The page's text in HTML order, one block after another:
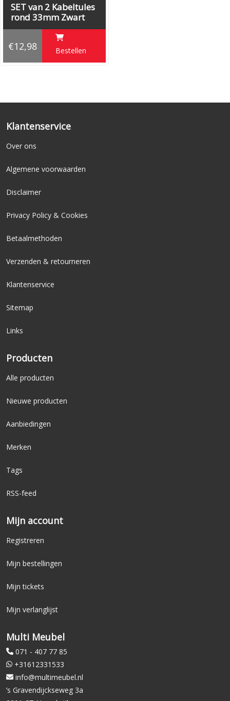
SET van 2 Kabeltules
rond 33mm Zwart
€12,98 Bestellen
Klantenservice
Over ons
Algemene voorwaarden
Disclaimer
Privacy Policy & Cookies
Betaalmethoden
Verzenden & retourneren
Klantenservice
Sitemap
Links
Producten
Alle producten
Nieuwe producten
Aanbiedingen
Merken
Tags
RSS-feed
Mijn account
Registreren
Mijn bestellingen
Mijn tickets
Mijn verlanglijst
Multi Meubel
071 - 407 77 85
+31612331533
info@multimeubel.nl
’s Gravendijckseweg 3a